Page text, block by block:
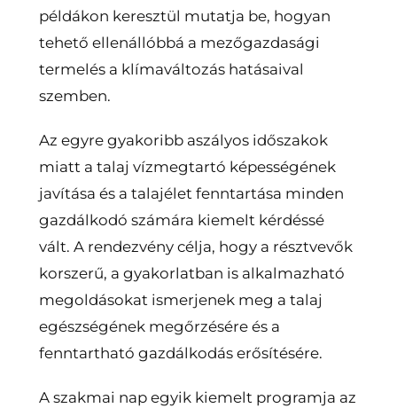
példákon keresztül mutatja be, hogyan
tehető ellenállóbbá a mezőgazdasági
termelés a klímaváltozás hatásaival
szemben.
Az egyre gyakoribb aszályos időszakok
miatt a talaj vízmegtartó képességének
javítása és a talajélet fenntartása minden
gazdálkodó számára kiemelt kérdéssé
vált. A rendezvény célja, hogy a résztvevők
korszerű, a gyakorlatban is alkalmazható
megoldásokat ismerjenek meg a talaj
egészségének megőrzésére és a
fenntartható gazdálkodás erősítésére.
A szakmai nap egyik kiemelt programja az